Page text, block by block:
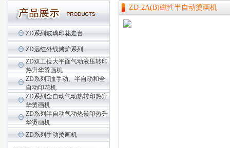
ZD系列玻璃印花走台
ZD远红外线烤炉系列
ZD双工位大平面气动液压转印
热升华烫画机
ZD系列T恤手动、半自动和全
自动印花机
ZD系列全自动气动热转印热升
华烫画机
ZD系列半自动气动热转印热升
华烫画机
ZD系列手动烫画机
ZD-2A(B)磁性半自动烫画机